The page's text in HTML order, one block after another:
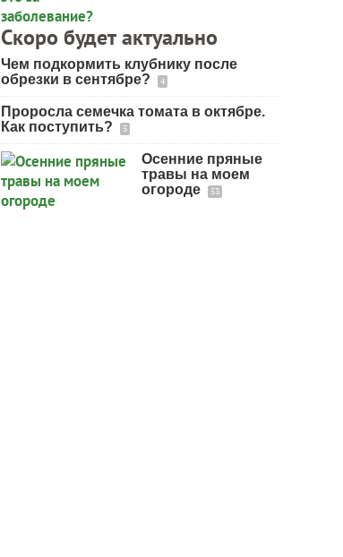
Скоро будет актуально
Чем подкормить клубнику после
обрезки в сентябре?
4
Проросла семечка томата в октябре.
Как поступить?
5
Осенние пряные
травы на моем
огороде
53